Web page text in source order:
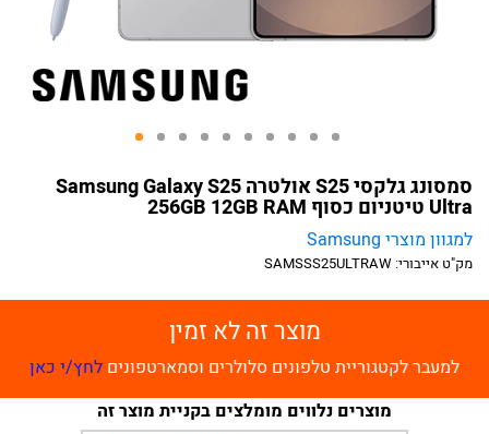
סמסונג גלקסי S25 אולטרה Samsung Galaxy S25
Ultra טיטניום כסוף 256GB 12GB RAM
למגוון מוצרי Samsung
מק"ט אייבורי: SAMSSS25ULTRAW
מוצר זה לא זמין
למעבר לקטגוריית טלפונים סלולרים וסמארטפונים לחץ/י כאן
מוצרים נלווים מומלצים בקניית מוצר זה